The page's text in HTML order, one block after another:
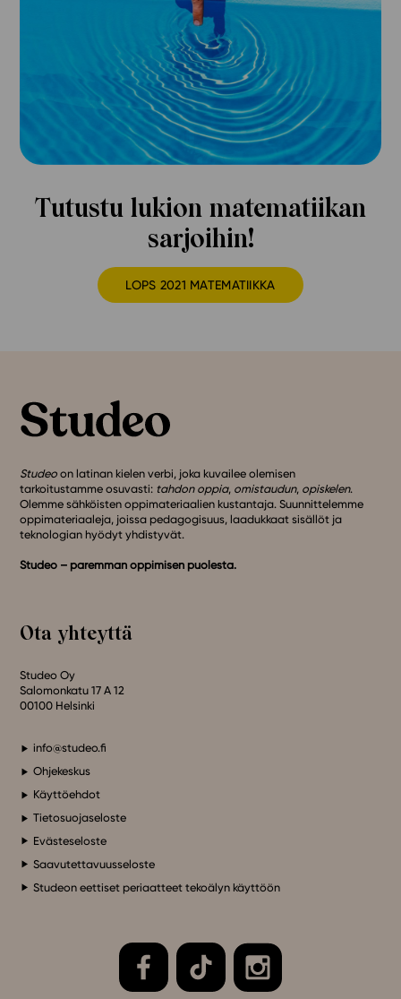
Tutustu lukion matematiikan
sarjoihin!
LOPS 2021 MATEMATIIKKA
Studeo on latinan kielen verbi, joka kuvailee olemisen
tarkoitustamme osuvasti: tahdon oppia, omistaudun, opiskelen.
Olemme sähköisten oppimateriaalien kustantaja. Suunnittelemme
oppimateriaaleja, joissa pedagogisuus, laadukkaat sisällöt ja
teknologian hyödyt yhdistyvät.
Studeo – paremman oppimisen puolesta.
Ota yhteyttä
Studeo Oy
Salomonkatu 17 A 12
00100 Helsinki
info@studeo.fi
Ohjekeskus
Käyttöehdot
Tietosuojaseloste
Evästeseloste
Saavutettavuusseloste
Studeon eettiset periaatteet tekoälyn käyttöön